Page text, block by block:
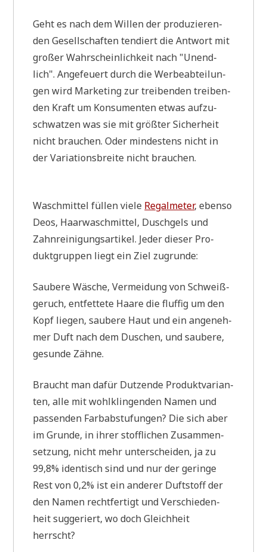
Geht es nach dem Wil­len der pro­du­zie­ren­
den Gesell­schaf­ten ten­diert die Ant­wort mit
gro­ßer Wahr­schein­lich­keit nach "Unend­
lich". Ange­feu­ert durch die Wer­be­ab­tei­lun­
gen wird Mar­ke­ting zur trei­ben­den trei­ben­
den Kraft um Kon­su­men­ten etwas auf­zu­
schwat­zen was sie mit größ­ter Sicher­heit
nicht brau­chen. Oder min­de­stens nicht in
der Varia­ti­ons­brei­te nicht brauchen.
Wasch­mit­tel fül­len vie­le Regal­me­ter, eben­so
Deos, Haar­wasch­mit­tel, Dusch­gels und
Zahn­rei­ni­gungs­ar­ti­kel. Jeder die­ser Pro­
dukt­grup­pen liegt ein Ziel zugrunde:
Sau­be­re Wäsche, Ver­mei­dung von Schweiß­
ge­ruch, ent­fet­te­te Haa­re die fluf­fig um den
Kopf lie­gen, sau­be­re Haut und ein ange­neh­
mer Duft nach dem Duschen, und sau­be­re,
gesun­de Zähne.
Braucht man dafür Dut­zen­de Pro­dukt­va­ri­an­
ten, alle mit wohl­klin­gen­den Namen und
pas­sen­den Farb­ab­stu­fun­gen? Die sich aber
im Grun­de, in ihrer stoff­li­chen Zusam­men­
set­zung, nicht mehr unter­schei­den, ja zu
99,8% iden­tisch sind und nur der gerin­ge
Rest von 0,2% ist ein ande­rer Duft­stoff der
den Namen recht­fer­tigt und Ver­schie­den­
heit sug­ge­riert, wo doch Gleich­heit
herrscht?